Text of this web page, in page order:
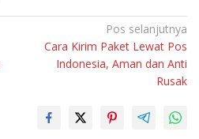
Pos selanjutnya
Cara Kirim Paket Lewat Pos
Indonesia, Aman dan Anti
Rusak